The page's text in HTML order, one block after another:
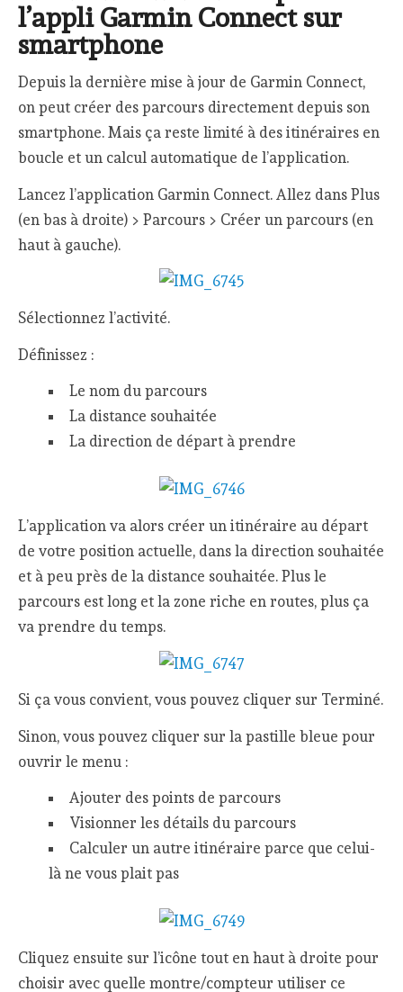
l’appli Garmin Connect sur
smartphone
Depuis la dernière mise à jour de Garmin Connect,
on peut créer des parcours directement depuis son
smartphone. Mais ça reste limité à des itinéraires en
boucle et un calcul automatique de l’application.
Lancez l’application Garmin Connect. Allez dans Plus
(en bas à droite) > Parcours > Créer un parcours (en
haut à gauche).
Sélectionnez l’activité.
Définissez :
Le nom du parcours
La distance souhaitée
La direction de départ à prendre
L’application va alors créer un itinéraire au départ
de votre position actuelle, dans la direction souhaitée
et à peu près de la distance souhaitée. Plus le
parcours est long et la zone riche en routes, plus ça
va prendre du temps.
Si ça vous convient, vous pouvez cliquer sur Terminé.
Sinon, vous pouvez cliquer sur la pastille bleue pour
ouvrir le menu :
Ajouter des points de parcours
Visionner les détails du parcours
Calculer un autre itinéraire parce que celui-
là ne vous plait pas
Cliquez ensuite sur l’icône tout en haut à droite pour
choisir avec quelle montre/compteur utiliser ce